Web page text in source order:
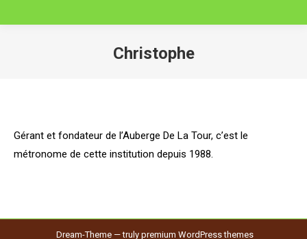
Christophe
Gérant et fondateur de l’Auberge De La Tour, c’est le
métronome de cette institution depuis 1988.
Dream-Theme — truly premium WordPress themes